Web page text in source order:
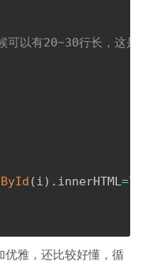
可以有20~30行长，这
(i) . innerHTML=
优雅，还比较好懂，循